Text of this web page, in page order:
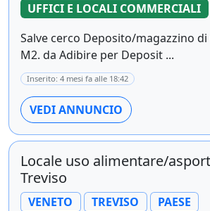
UFFICI E LOCALI COMMERCIALI
Salve cerco Deposito/magazzino di
M2. da Adibire per Deposit ...
Inserito: 4 mesi fa alle 18:42
VEDI ANNUNCIO
Locale uso alimentare/
Treviso
VENETO TREVISO
PAESE